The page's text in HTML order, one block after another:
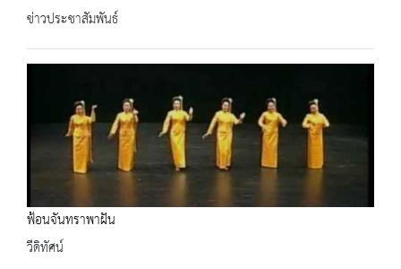
ข่าวประชาสัมพันธ์
ฟ้อนจันทราพาฝัน
วีดิทัศน์